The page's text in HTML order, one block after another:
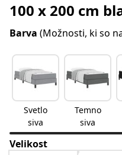
100 x 200 cm
Barva (Možnosti, ki so
Svetlo
siva
Temno
siva
Velikost